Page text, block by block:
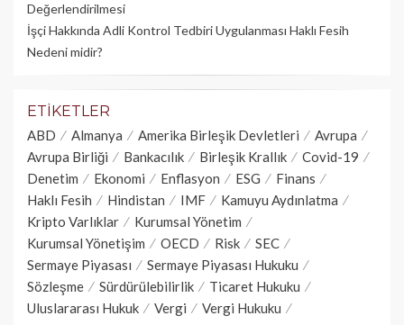
Değerlendirilmesi
İşçi Hakkında Adli Kontrol Tedbiri Uygulanması Haklı Fesih
Nedeni midir?
ETIKETLER
ABD Almanya Amerika Birleşik Devletleri
Avrupa
Avrupa Birliği
Bankacılık Birleşik Krallık
Covid-19
Denetim
Ekonomi Enflasyon ESG
Finans
Haklı Fesih
Hindistan IMF
Kamuyu Aydınlatma
Kripto Varlıklar
Kurumsal Yönetim
Kurumsal Yönetişim
OECD Risk
SEC
Sermaye Piyasası
Sermaye Piyasası Hukuku
Sözleşme
Sürdürülebilirlik
Ticaret Hukuku
Uluslararası Hukuk
Vergi
Vergi Hukuku